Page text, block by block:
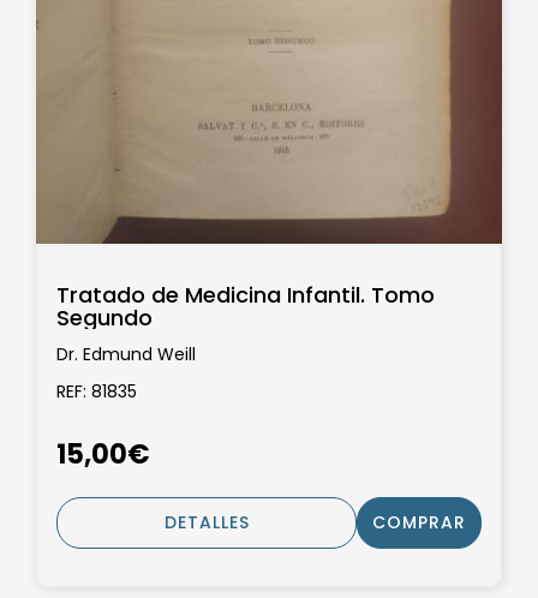
Tratado de Medicina Infantil. Tomo
Segundo
Dr. Edmund Weill
REF: 81835
15,00€
DETALLES COMPRAR